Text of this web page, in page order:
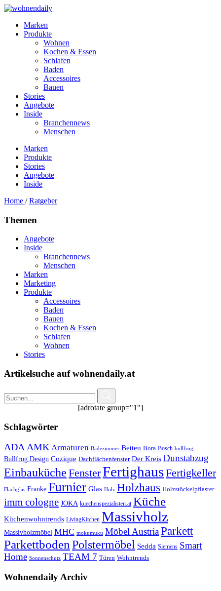
Marken
Produkte
Wohnen
Kochen & Essen
Schlafen
Baden
Accessoires
Bauen
Stories
Angebote
Inside
Branchennews
Menschen
Marken
Produkte
Stories
Angebote
Inside
Home /Ratgeber
Themen
Angebote
Inside
Branchennews
Menschen
Marken
Marketing
Produkte
Accessoires
Baden
Bauen
Kochen & Essen
Schlafen
Wohnen
Stories
Artikelsuche auf wohnendaily.at
[adrotate group="1"]
Schlagwörter
ADA AMK Armaturen Badezimmer Betten Bora Bosch bullfrog
Bullfrog Design Cozique Dachflächenfenster Der Kreis Dunstabzug
Einbauküche FensterFertighausFertigkeller
Flachglas Franke Furnier Glas Holz Holzhaus Holzstöckelpflaster
imm cologne JOKA kuechenspezialisten.at Küche
Küchenwohntrends LivingKitchen Massivholz
Massivholzmöbel MHC mokumuku Möbel AustriaParkett
Parkettboden Polstermöbel Sedda Siemens Smart
Home Sonnenschutz TEAM 7 Türen Wohntrends
Wohnendaily Archiv